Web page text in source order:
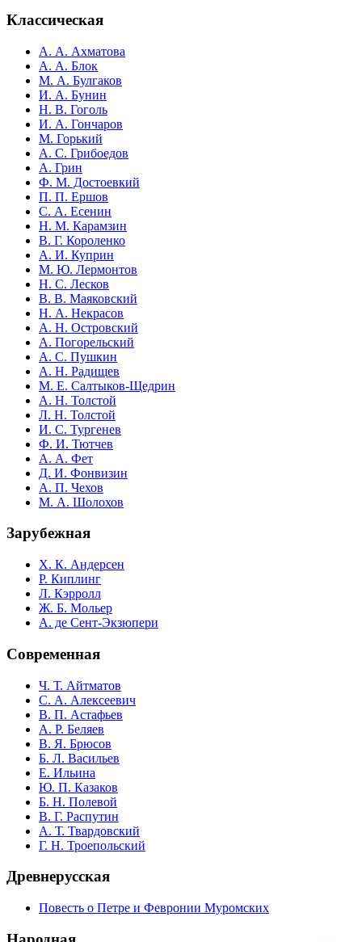
Классическая
А. А. Ахматова
А. А. Блок
М. А. Булгаков
И. А. Бунин
Н. В. Гоголь
И. А. Гончаров
М. Горький
А. С. Грибоедов
А. Грин
Ф. М. Достоевкий
П. П. Ершов
С. А. Есенин
Н. М. Карамзин
В. Г. Короленко
А. И. Куприн
М. Ю. Лермонтов
Н. С. Лесков
В. В. Маяковский
Н. А. Некрасов
А. Н. Островский
А. Погорельский
А. С. Пушкин
А. Н. Радищев
М. Е. Салтыков-Щедрин
А. Н. Толстой
Л. Н. Толстой
И. С. Тургенев
Ф. И. Тютчев
А. А. Фет
Д. И. Фонвизин
А. П. Чехов
М. А. Шолохов
Зарубежная
Х. К. Андерсен
Р. Киплинг
Л. Кэрролл
Ж. Б. Мольер
А. де Сент-Экзюпери
Современная
Ч. Т. Айтматов
С. А. Алексеевич
В. П. Астафьев
А. Р. Беляев
В. Я. Брюсов
Б. Л. Васильев
Е. Ильина
Ю. П. Казаков
Б. Н. Полевой
В. Г. Распутин
А. Т. Твардовский
Г. Н. Троепольский
Древнерусская
Повесть о Петре и Февронии Муромских